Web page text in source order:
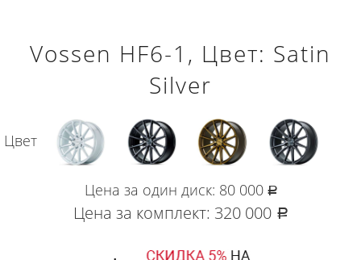
Vossen HF6-1, Цвет: Satin
Silver
Цвет
Цена за один диск: 80 000 руб.
Цена за комплект: 320 000 руб.